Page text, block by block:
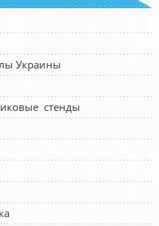
Украины
стенды